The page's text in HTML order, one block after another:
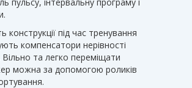
конструкції під час тренування
компенсатори нерівності
Вільно та легко переміщати
можна за допомогою роликів